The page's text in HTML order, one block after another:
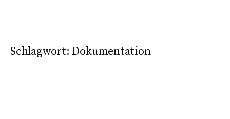
n
Schlagwort: Dokumentation